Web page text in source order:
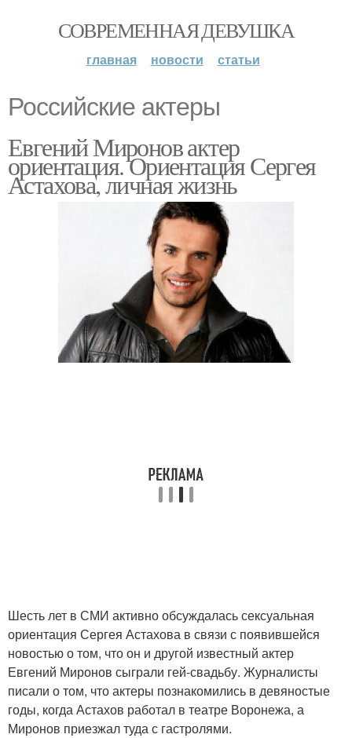
СОВРЕМЕННАЯ ДЕВУШКА
главная новости статьи
Российские актеры
Евгений Миронов актер
ориентация. Ориентация Сергея
Астахова, личная жизнь
Шесть лет в СМИ активно обсуждалась сексуальная
ориентация Сергея Астахова в связи с появившейся
новостью о том, что он и другой известный актер
Евгений Миронов сыграли гей-свадьбу. Журналисты
писали о том, что актеры познакомились в девяностые
годы, когда Астахов работал в театре Воронежа, а
Миронов приезжал туда с гастролями.